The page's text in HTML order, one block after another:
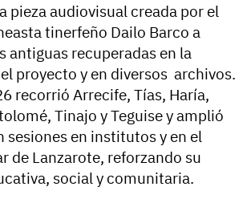
pieza audiovisual creada por el
tinerfeño Dailo Barco a
antiguas recuperadas en la
proyecto y en diversos archivos.
recorrió Arrecife, Tías, Haría,
Tinajo y Teguise y amplió
sesiones en institutos y en el
de Lanzarote, reforzando su
social y comunitaria.